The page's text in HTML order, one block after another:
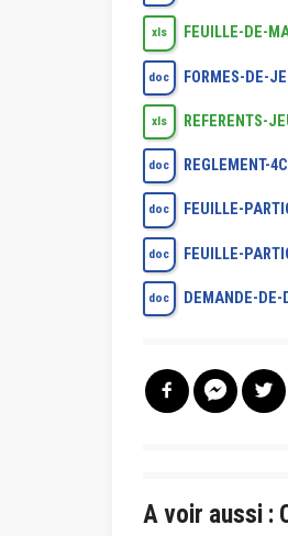
xls FEUILLE-DE-
doc FORMES-DE-
xls REFERENTS-
doc REGLEMENT-
doc FEUILLE-
doc FEUILLE-
doc DEMANDE-
A voir aussi :